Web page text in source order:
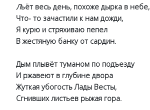
Льёт весь день, похоже дырка в небе,
Что- то зачастили к нам дожди,
Я курю и стряхиваю пепел
В жестяную банку от сардин.
Дым плывёт туманом по подъезду
И ржавеют в глубине двора
Жуткая убогость Лады Весты,
Сгнивших листьев рыжая гора.